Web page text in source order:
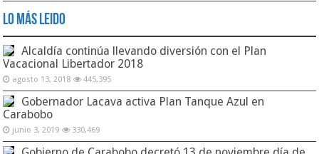
Lo Más Leido
Alcaldía continúa llevando diversión con el Plan
Vacacional Libertador 2018
agosto 13, 2018 445,395
Gobernador Lacava activa Plan Tanque Azul en
Carabobo
junio 3, 2019 330,469